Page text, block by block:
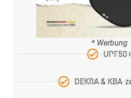
* Werbung
DEKRA & KBA-